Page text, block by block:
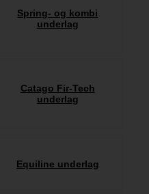
Spring- og kombi
underlag
Catago Fir-Tech
underlag
Equiline underlag